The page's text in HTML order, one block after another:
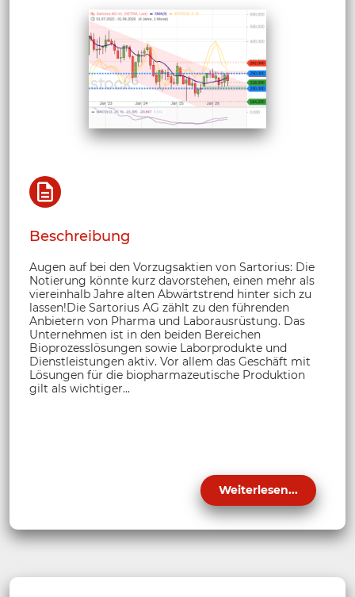
Beschreibung
Augen auf bei den Vorzugsaktien von Sartorius: Die
Notierung könnte kurz davorstehen, einen mehr als
viereinhalb Jahre alten Abwärtstrend hinter sich zu
lassen!Die Sartorius AG zählt zu den führenden
Anbietern von Pharma und Laborausrüstung. Das
Unternehmen ist in den beiden Bereichen
Bioprozesslösungen sowie Laborprodukte und
Dienstleistungen aktiv. Vor allem das Geschäft mit
Lösungen für die biopharmazeutische Produktion
gilt als wichtiger...
Weiterlesen...